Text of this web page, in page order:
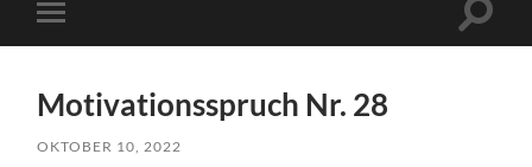
Mobile-
Menü
Motivationsspruch Nr. 28
OKTOBER 10, 2022